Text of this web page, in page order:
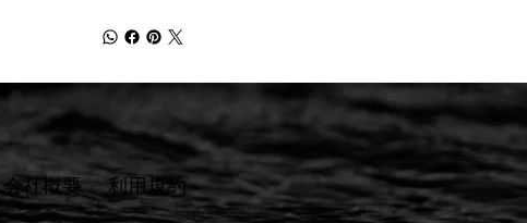
​会社概要 ​利用規約